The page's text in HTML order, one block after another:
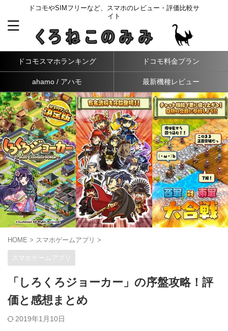
ドコモやSIMフリーなど、スマホのレビュー・評価比較サ
イト
ドコモスマホランキング ドコモ料金プラン
ahamo / アハモ 最新機種レビュー
HOME > スマホゲームアプリ >
スマホゲームアプリ
「しろくろジョーカー」の序盤攻略！評
価と感想まとめ
2019年1月10日